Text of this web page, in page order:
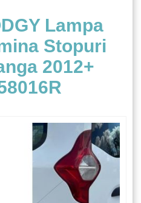
Lampa
Stopuri
2012+